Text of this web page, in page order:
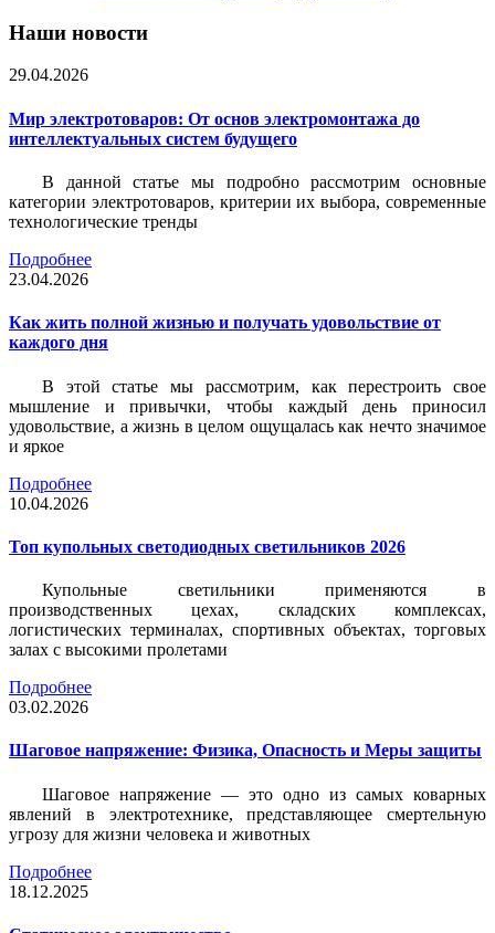
Наши новости
29.04.2026
Мир электротоваров: От основ электромонтажа до
интеллектуальных систем будущего
В данной статье мы подробно рассмотрим основные
категории электротоваров, критерии их выбора, современные
технологические тренды
Подробнее
23.04.2026
Как жить полной жизнью и получать удовольствие от
каждого дня
В этой статье мы рассмотрим, как перестроить свое
мышление и привычки, чтобы каждый день приносил
удовольствие, а жизнь в целом ощущалась как нечто значимое
и яркое
Подробнее
10.04.2026
Топ купольных светодиодных светильников 2026
Купольные светильники применяются в
производственных цехах, складских комплексах,
логистических терминалах, спортивных объектах, торговых
залах с высокими пролетами
Подробнее
03.02.2026
Шаговое напряжение: Физика, Опасность и Меры защиты
Шаговое напряжение — это одно из самых коварных
явлений в электротехнике, представляющее смертельную
угрозу для жизни человека и животных
Подробнее
18.12.2025